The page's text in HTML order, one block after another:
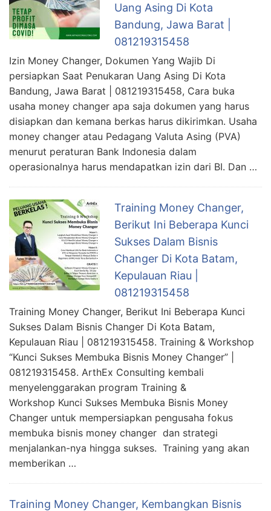
Uang Asing Di Kota
Bandung, Jawa Barat |
081219315458
Izin Money Changer, Dokumen Yang Wajib Di
persiapkan Saat Penukaran Uang Asing Di Kota
Bandung, Jawa Barat | 081219315458, Cara buka
usaha money changer apa saja dokumen yang harus
disiapkan dan kemana berkas harus dikirimkan. Usaha
money changer atau Pedagang Valuta Asing (PVA)
menurut peraturan Bank Indonesia dalam
operasionalnya harus mendapatkan izin dari BI. Dan …
Training Money Changer,
Berikut Ini Beberapa Kunci
Sukses Dalam Bisnis
Changer Di Kota Batam,
Kepulauan Riau |
081219315458
Training Money Changer, Berikut Ini Beberapa Kunci
Sukses Dalam Bisnis Changer Di Kota Batam,
Kepulauan Riau | 081219315458. Training & Workshop
“Kunci Sukses Membuka Bisnis Money Changer” |
081219315458. ArthEx Consulting kembali
menyelenggarakan program Training &
Workshop Kunci Sukses Membuka Bisnis Money
Changer untuk mempersiapkan pengusaha fokus
membuka bisnis money changer dan strategi
menjalankan-nya hingga sukses. Training yang akan
memberikan …
Training Money Changer, Kembangkan Bisnis